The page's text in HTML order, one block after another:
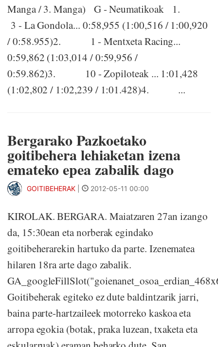
Manga / 3. Manga) G - Neumatikoak 1.
3 - La Gondola... 0:58,955 (1:00,516 / 1:00,920
/ 0:58.955)2. 1 - Mentxeta Racing...
0:59,862 (1:03,014 / 0:59,956 /
0:59.862)3. 10 - Zopiloteak ... 1:01,428
(1:02,802 / 1:02,239 / 1:01.428)4. ...
Bergarako Pazkoetako
goitibehera lehiaketan izena
emateko epea zabalik dago
GOITIBEHERAK 2012-05-11 00:00
KIROLAK. BERGARA. Maiatzaren 27an izango
da, 15:30ean eta norberak egindako
goitibeherarekin hartuko da parte. Izenematea
hilaren 18ra arte dago zabalik.
Goitibeherak egiteko ez dute baldintzarik jarri,
baina parte-hartzaileek motorreko kaskoa eta
arropa egokia (botak, praka luzean, txaketa eta